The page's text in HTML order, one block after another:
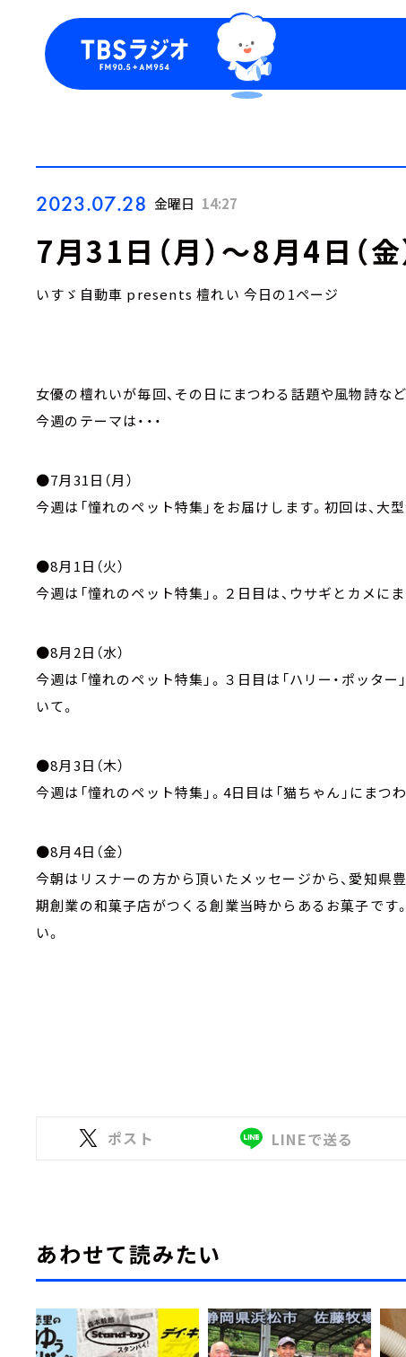
2023.07.28 金曜日 14:27
7月31日（月）～8月4日（
いすゞ自動車 presents 檀れい 今日の1ページ
女優の檀れいが毎回、その日にまつわる話題や風物詩な
今週のテーマは・・・
●7月31日（月）
今週は「憧れのペット特集」をお届けします。初回は、大
●8月1日（火）
今週は「憧れのペット特集」。２日目は、ウサギとカメに
●8月2日（水）
今週は「憧れのペット特集」。３日目は「ハリー・ポッタ
いて。
●8月3日（木）
今週は「憧れのペット特集」。4日目は「猫ちゃん」にまつ
●8月4日（金）
今朝はリスナーの方から頂いたメッセージから、愛知県
期創業の和菓子店がつくる創業当時からあるお菓子です
い。
ポスト LINEで送る
あわせて読みたい